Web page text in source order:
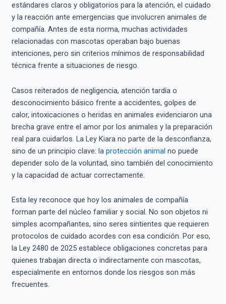
estándares claros y obligatorios para la atención, el cuidado
y la reacción ante emergencias que involucren animales de
compañía. Antes de esta norma, muchas actividades
relacionadas con mascotas operaban bajo buenas
intenciones, pero sin criterios mínimos de responsabilidad
técnica frente a situaciones de riesgo.
Casos reiterados de negligencia, atención tardía o
desconocimiento básico frente a accidentes, golpes de
calor, intoxicaciones o heridas en animales evidenciaron una
brecha grave entre el amor por los animales y la preparación
real para cuidarlos. La Ley Kiara no parte de la desconfianza,
sino de un principio clave: la protección animal no puede
depender solo de la voluntad, sino también del conocimiento
y la capacidad de actuar correctamente.
Esta ley reconoce que hoy los animales de compañía
forman parte del núcleo familiar y social. No son objetos ni
simples acompañantes, sino seres sintientes que requieren
protocolos de cuidado acordes con esa condición. Por eso,
la Ley 2480 de 2025 establece obligaciones concretas para
quienes trabajan directa o indirectamente con mascotas,
especialmente en entornos donde los riesgos son más
frecuentes.